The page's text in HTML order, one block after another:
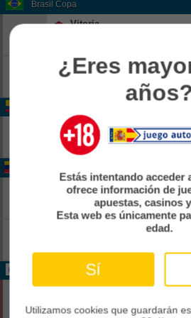
Brasil Copa
18:00
Vitoria
Corinthians
Real CUndinamarca
Boca Juniors De Cali
Rayo Zuliano
Anzoategui FC
Estudiantes Merida
Internacional CONCACAF Caribbean
Fin
Cibao
Cavalier Sc
¿Eres
Estás intentando acceder
ofrece información de
apuestas, casinos
Esta web es únicamente
edad.
Sí
Utilizamos cookies que guardarán